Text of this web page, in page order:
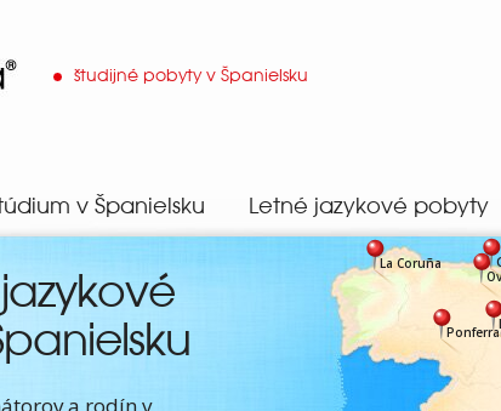
študijné pobyty v Španielsku
v Španielsku Letné jazykové pobyty
La Coruña